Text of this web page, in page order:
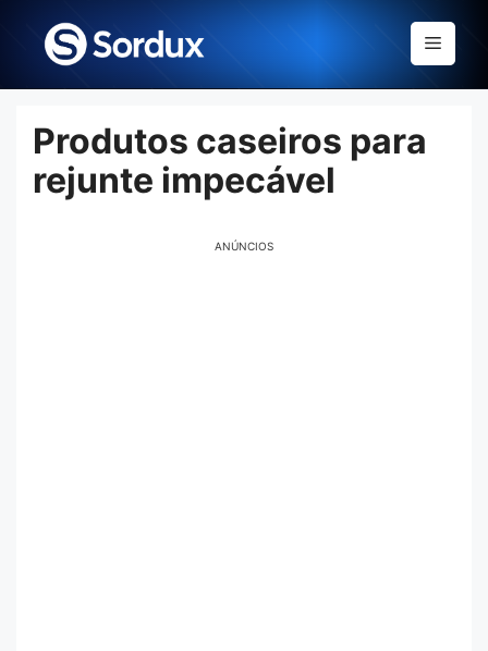
content
Menu
Produtos caseiros para
rejunte impecável
ANÚNCIOS